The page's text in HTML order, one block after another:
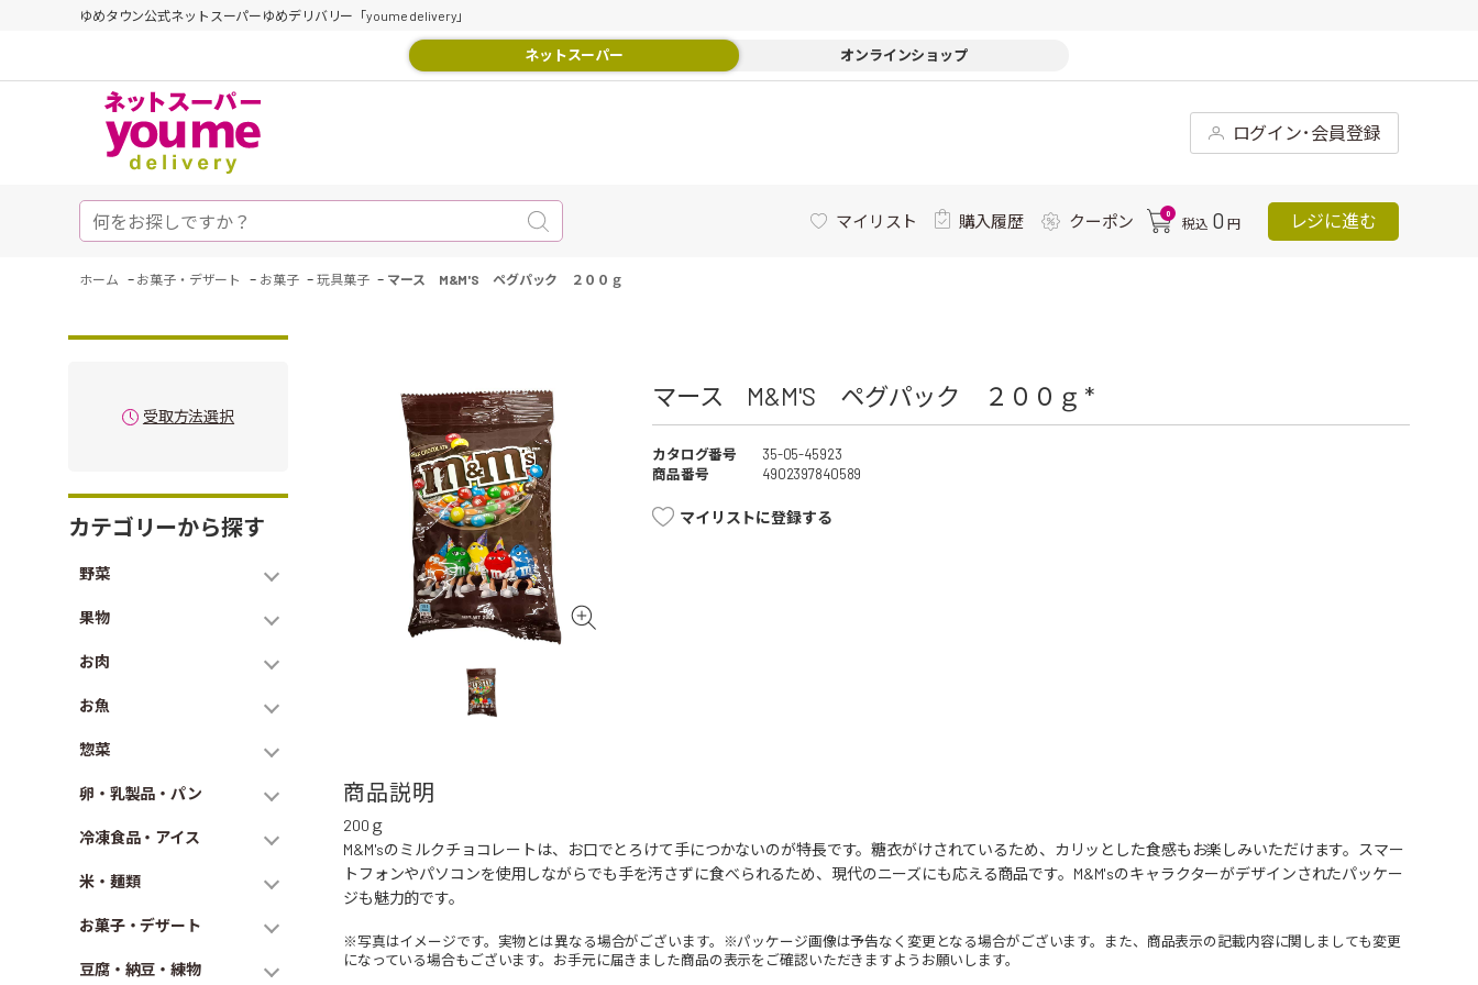
ゆめタウン公式ネットスーパーゆめデリバリー「youme delivery」
ネットスーパー オンラインショップ
ログイン･会員登録
マイリスト 購入履歴 クーポン 0
税込 0 円 レジに進む
ホーム - お菓子・デザート - お菓子 -玩具菓子 - マース M&M'S ペグパック ２００ｇ
受取方法選択
カテゴリーから探す
野菜
果物
お肉
お魚
惣菜
卵・乳製品・パン
冷凍食品・アイス
米・麺類
お菓子・デザート
豆腐・納豆・練物
マース M&M'S ペグパック ２００ｇ *
カタログ番号
35-05-45923
商品番号
4902397840589
マイリストに登録する
商品説明
200ｇ
M&M'sのミルクチョコレートは、お口でとろけて手につかないのが特長です。糖衣がけされているため、カリッとした食感もお楽しみいただけます。スマー
トフォンやパソコンを使用しながらでも手を汚さずに食べられるため、現代のニーズにも応える商品です。M&M'sのキャラクターがデザインされたパッケー
ジも魅力的です。
※写真はイメージです。実物とは異なる場合がございます。※パッケージ画像は予告なく変更となる場合がございます。また、商品表示の記載内容に関しましても変更
になっている場合もございます。お手元に届きました商品の表示をご確認いただきますようお願いします。